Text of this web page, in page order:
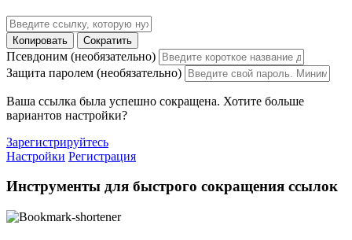
Копировать Сократить
Псевдоним (необязательно)
Защита паролем (необязательно)
Ваша ссылка была успешно сокращена. Хотите больше
вариантов настройки?
Зарегистрируйтесь
Настройки Регистрация
Инструменты для быстрого сокращения ссылок